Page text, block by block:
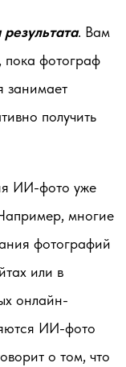
. Вам
пока фотограф
занимает
получить
ИИ-фото уже
многие
фотографий
или в
онлайн-
ИИ-фото
о том, что